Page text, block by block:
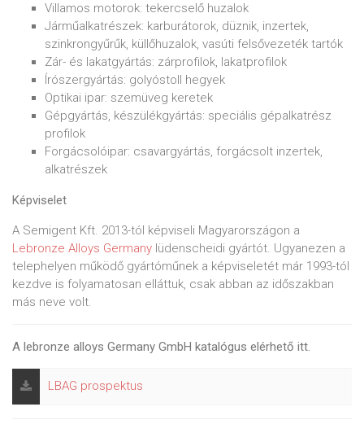
Villamos motorok: tekercselő huzalok
Járműalkatrészek: karburátorok, düznik, inzertek,
szinkrongyűrűk, küllőhuzalok, vasúti felsővezeték tartók
Zár- és lakatgyártás: zárprofilok, lakatprofilok
Írószergyártás: golyóstoll hegyek
Optikai ipar: szemüveg keretek
Gépgyártás, készülékgyártás: speciális gépalkatrész
profilok
Forgácsolóipar: csavargyártás, forgácsolt inzertek,
alkatrészek
Képviselet
A Semigent Kft. 2013-tól képviseli Magyarországon a
Lebronze Alloys Germany lüdenscheidi gyártót. Ugyanezen a
telephelyen működő gyártóműnek a képviseletét már 1993-tól
kezdve is folyamatosan elláttuk, csak abban az időszakban
más neve volt.
A lebronze alloys Germany GmbH katalógus elérhető itt.
LBAG prospektus